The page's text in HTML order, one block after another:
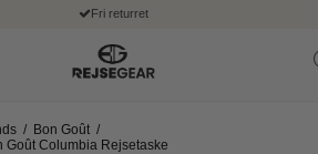
Fri returret
/ Bon Goût /
Goût Columbia Rejsetaske